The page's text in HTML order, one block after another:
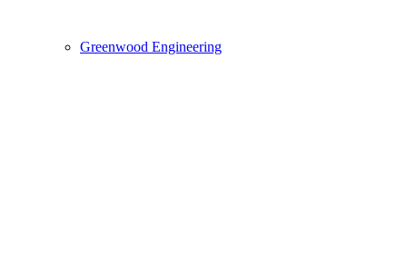
Greenwood Engineering